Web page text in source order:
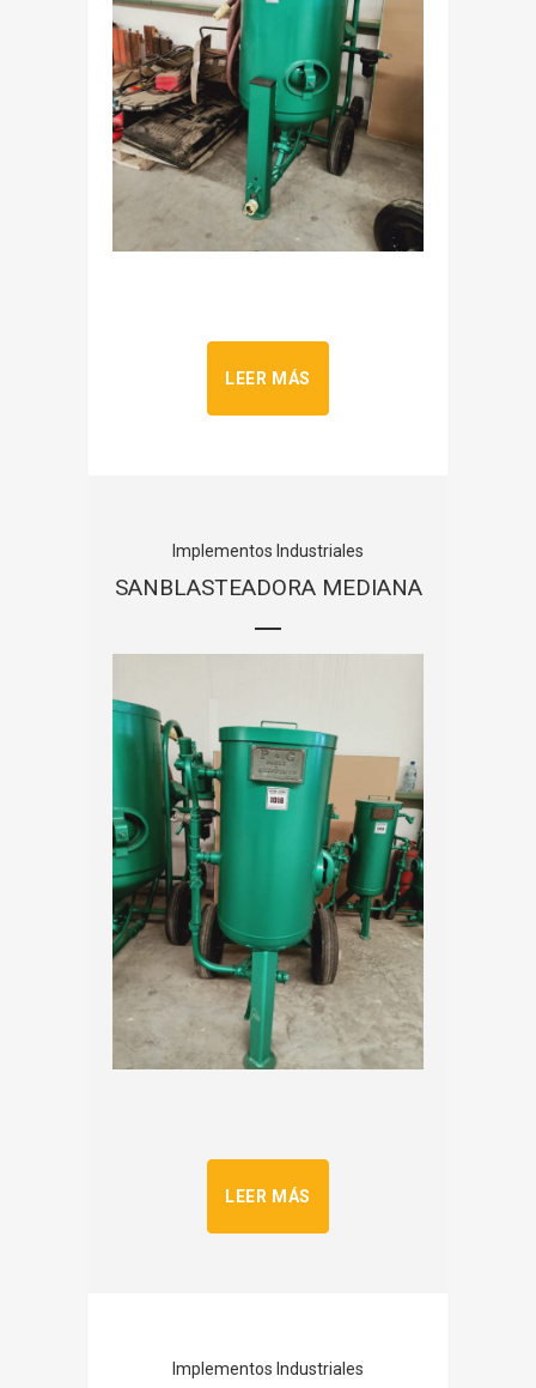
LEER MÁS
Implementos Industriales
SANBLASTEADORA MEDIANA
LEER MÁS
Implementos Industriales